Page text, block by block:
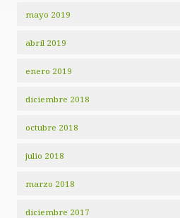
mayo 2019
abril 2019
enero 2019
diciembre 2018
octubre 2018
julio 2018
marzo 2018
diciembre 2017